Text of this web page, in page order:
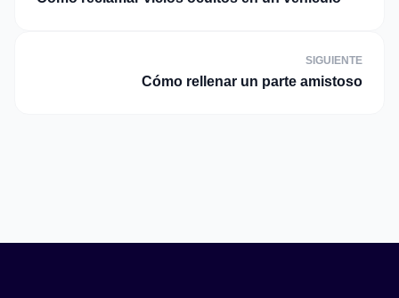
SIGUIENTE
Cómo rellenar un parte amistoso